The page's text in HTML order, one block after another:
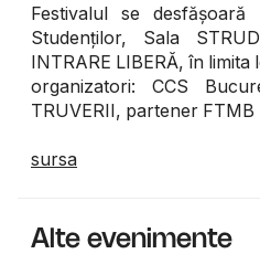
Festivalul se
Studenților, Sala
INTRARE LIBERĂ, în
organizatori: CCS
TRUVERII, partener FTMB
sursa
Alte evenimente